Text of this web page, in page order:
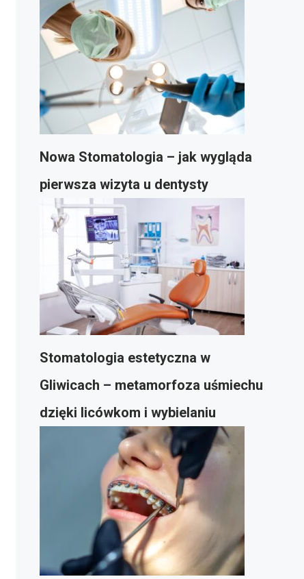
Nowa Stomatologia – jak wygląda
pierwsza wizyta u dentysty
Stomatologia estetyczna w
Gliwicach – metamorfoza uśmiechu
dzięki licówkom i wybielaniu